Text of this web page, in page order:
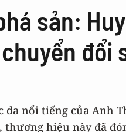
sản:
đổi
nổi tiếng của Anh
hiệu này đã